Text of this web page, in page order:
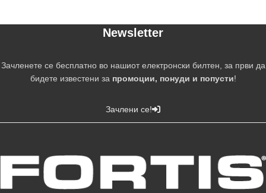
Newsletter
Зачленете се бесплатно во нашиот електронски билтен, за први да
бидете известени за промоции, понуди и попусти!
Зачлени се!